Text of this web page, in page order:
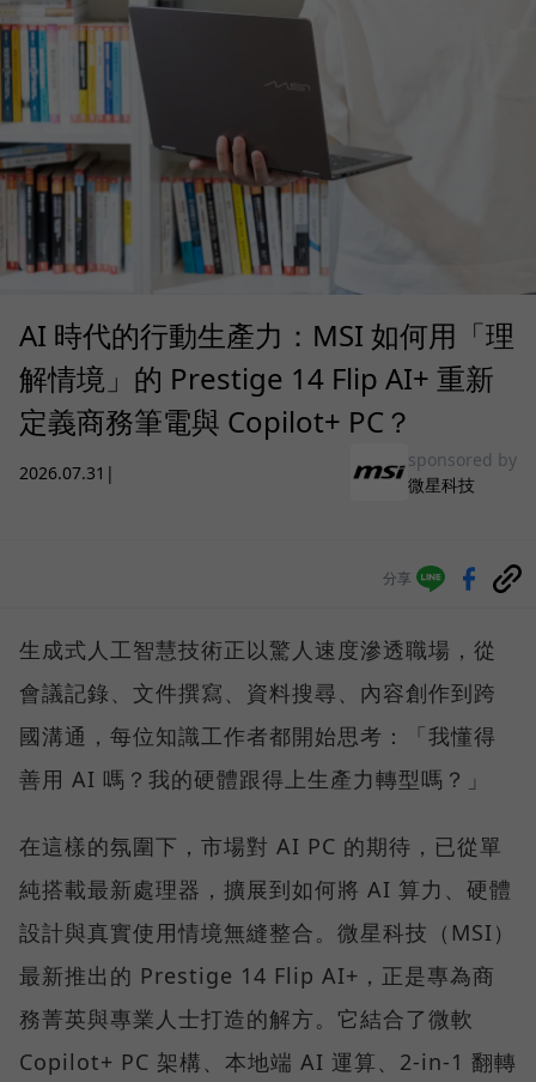
AI 時代的行動生產力：MSI 如何用「理
解情境」的 Prestige 14 Flip AI+ 重新
定義商務筆電與 Copilot+ PC？
2026.07.31 |
sponsored by
微星科技
分享
生成式人工智慧技術正以驚人速度滲透職場，從
會議記錄、文件撰寫、資料搜尋、內容創作到跨
國溝通，每位知識工作者都開始思考：「我懂得
善用 AI 嗎？我的硬體跟得上生產力轉型嗎？」
在這樣的氛圍下，市場對 AI PC 的期待，已從單
純搭載最新處理器，擴展到如何將 AI 算力、硬體
設計與真實使用情境無縫整合。微星科技（MSI）
最新推出的 Prestige 14 Flip AI+，正是專為商
務菁英與專業人士打造的解方。它結合了微軟
Copilot+ PC 架構、本地端 AI 運算、2-in-1 翻轉